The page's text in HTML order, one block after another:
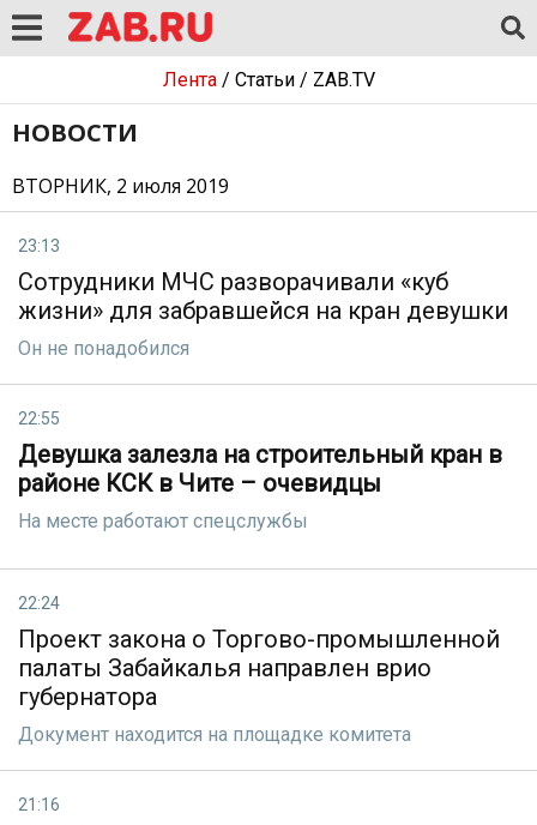
Лента/ Статьи/ ZAB.TV
НОВОСТИ
ВТОРНИК, 2 июля 2019
23:13
Сотрудники МЧС разворачивали «куб
жизни» для забравшейся на кран девушки
Он не понадобился
22:55
Девушка залезла на строительный кран в
районе КСК в Чите – очевидцы
На месте работают спецслужбы
22:24
Проект закона о Торгово-промышленной
палаты Забайкалья направлен врио
губернатора
Документ находится на площадке комитета
21:16